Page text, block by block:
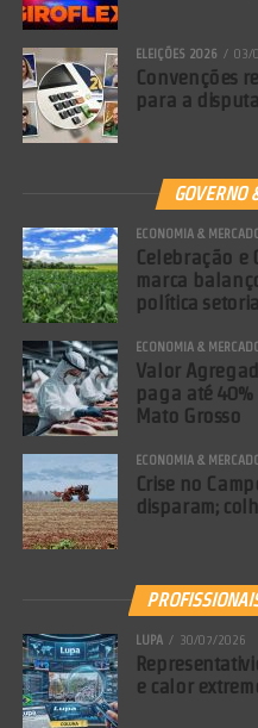
ELEIÇÕES 2026 03/
Convenções
para a
GOVERNO
ECONOMIA & MERCADO
Celebração e
marca
política setorial
ECONOMIA & MERCADO
Valor
paga até
Mato Grosso
ECONOMIA & MERCADO
Crise no
disparam;
LUPA 30/07/2026
e calor